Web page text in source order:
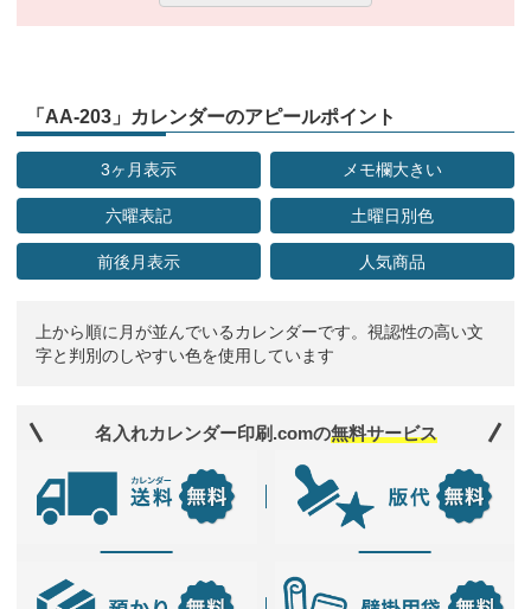
「AA-203」カレンダーのアピールポイント
3ヶ月表示 メモ欄大きい
六曜表記 土曜日別色
前後月表示 人気商品
上から順に月が並んでいるカレンダーです。視認性の高い文
字と判別のしやすい色を使用しています
名入れカレンダー印刷.comの無料サービス